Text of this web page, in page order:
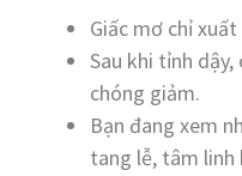
Giấc mơ chỉ
Sau khi tỉnh dậy,
chóng giảm.
Bạn đang xem
tang lễ, tâm